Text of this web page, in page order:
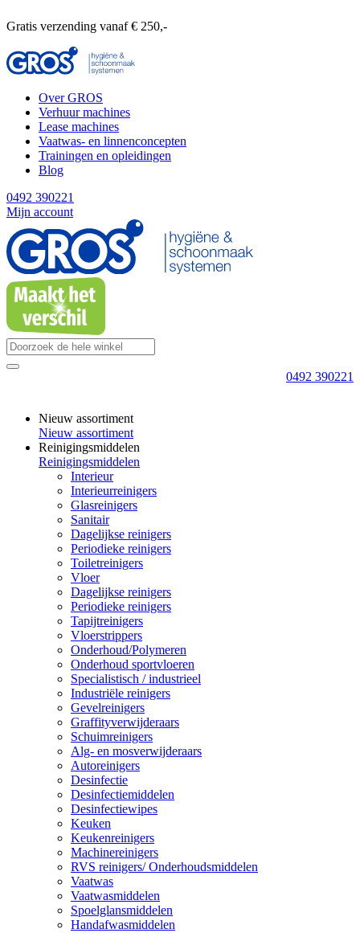
Gratis verzending vanaf € 250,-
Over GROS
Verhuur machines
Lease machines
Vaatwas- en linnenconcepten
Trainingen en opleidingen
Blog
0492 390221
Mijn account
0492 390221
Nieuw assortiment
Nieuw assortiment
Reinigingsmiddelen
Reinigingsmiddelen
Interieur
Interieurreinigers
Glasreinigers
Sanitair
Dagelijkse reinigers
Periodieke reinigers
Toiletreinigers
Vloer
Dagelijkse reinigers
Periodieke reinigers
Tapijtreinigers
Vloerstrippers
Onderhoud/Polymeren
Onderhoud sportvloeren
Specialistisch / industrieel
Industriële reinigers
Gevelreinigers
Graffityverwijderaars
Schuimreinigers
Alg- en mosverwijderaars
Autoreinigers
Desinfectie
Desinfectiemiddelen
Desinfectiewipes
Keuken
Keukenreinigers
Machinereinigers
RVS reinigers/ Onderhoudsmiddelen
Vaatwas
Vaatwasmiddelen
Spoelglansmiddelen
Handafwasmiddelen